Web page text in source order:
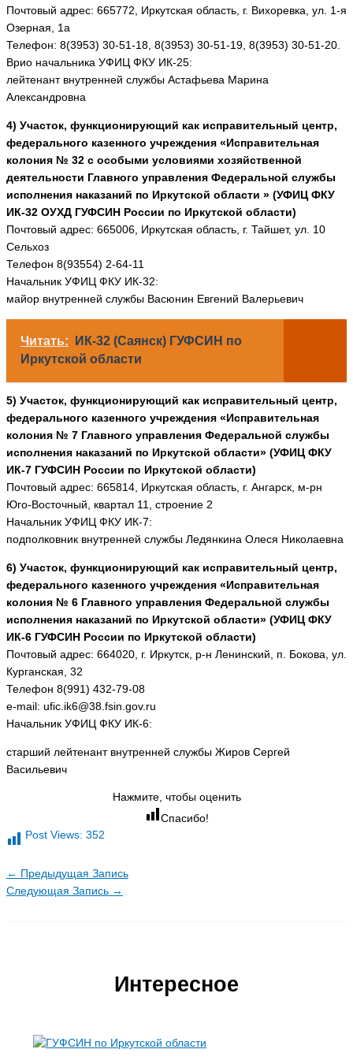
Почтовый адрес: 665772, Иркутская область, г. Вихоревка, ул. 1-я
Озерная, 1а
Телефон: 8(3953) 30-51-18, 8(3953) 30-51-19, 8(3953) 30-51-20.
Врио начальника УФИЦ ФКУ ИК-25:
лейтенант внутренней службы Астафьева Марина
Александровна
4) Участок, функционирующий как исправительный центр,
федерального казенного учреждения «Исправительная
колония № 32 с особыми условиями хозяйственной
деятельности Главного управления Федеральной службы
исполнения наказаний по Иркутской области » (УФИЦ ФКУ
ИК-32 ОУХД ГУФСИН России по Иркутской области)
Почтовый адрес: 665006, Иркутская область, г. Тайшет, ул. 10
Сельхоз
Телефон 8(93554) 2-64-11
Начальник УФИЦ ФКУ ИК-32:
майор внутренней службы Васюнин Евгений Валерьевич
Читать:
ИК-32 (Саянск) ГУФСИН по
Иркутской области
5) Участок, функционирующий как исправительный центр,
федерального казенного учреждения «Исправительная
колония № 7 Главного управления Федеральной службы
исполнения наказаний по Иркутской области» (УФИЦ ФКУ
ИК-7 ГУФСИН России по Иркутской области)
Почтовый адрес: 665814, Иркутская область, г. Ангарск, м-рн
Юго-Восточный, квартал 11, строение 2
Начальник УФИЦ ФКУ ИК-7:
подполковник внутренней службы Ледянкина Олеся Николаевна
6) Участок, функционирующий как исправительный центр,
федерального казенного учреждения «Исправительная
колония № 6 Главного управления Федеральной службы
исполнения наказаний по Иркутской области» (УФИЦ ФКУ
ИК-6 ГУФСИН России по Иркутской области)
Почтовый адрес: 664020, г. Иркутск, р-н Ленинский, п. Бокова, ул.
Курганская, 32
Телефон 8(991) 432-79-08
e-mail: ufic.ik6@38.fsin.gov.ru
Начальник УФИЦ ФКУ ИК-6:
старший лейтенант внутренней службы Жиров Сергей
Васильевич
Нажмите, чтобы оценить
Спасибо!
Post Views: 352
← Предыдущая Запись
Следующая Запись →
Интересное